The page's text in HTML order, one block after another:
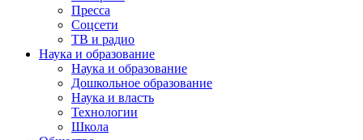
Пресса
Соцсети
ТВ и радио
Наука и образование
Наука и образование
Дошкольное образование
Наука и власть
Технологии
Школа